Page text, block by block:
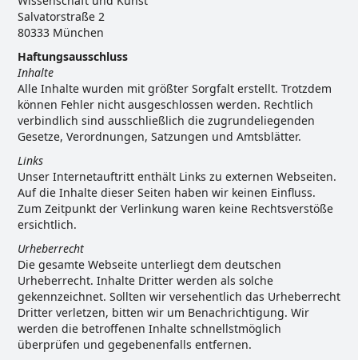
Salvatorstraße 2
80333 München
Haftungsausschluss
Inhalte
Alle Inhalte wurden mit größter Sorgfalt erstellt. Trotzdem
können Fehler nicht ausgeschlossen werden. Rechtlich
verbindlich sind ausschließlich die zugrundeliegenden
Gesetze, Verordnungen, Satzungen und Amtsblätter.
Links
Unser Internetauftritt enthält Links zu externen Webseiten.
Auf die Inhalte dieser Seiten haben wir keinen Einfluss.
Zum Zeitpunkt der Verlinkung waren keine Rechtsverstöße
ersichtlich.
Urheberrecht
Die gesamte Webseite unterliegt dem deutschen
Urheberrecht. Inhalte Dritter werden als solche
gekennzeichnet. Sollten wir versehentlich das Urheberrecht
Dritter verletzen, bitten wir um Benachrichtigung. Wir
werden die betroffenen Inhalte schnellstmöglich
überprüfen und gegebenenfalls entfernen.